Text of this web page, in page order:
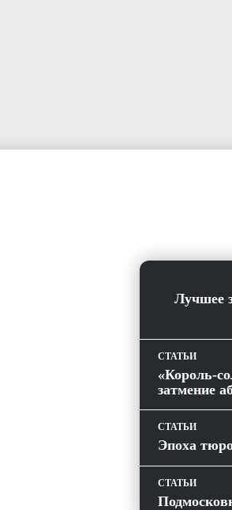
Лучшее
СТАТЬИ
«Король-
затмение
СТАТЬИ
Эпоха
СТАТЬИ